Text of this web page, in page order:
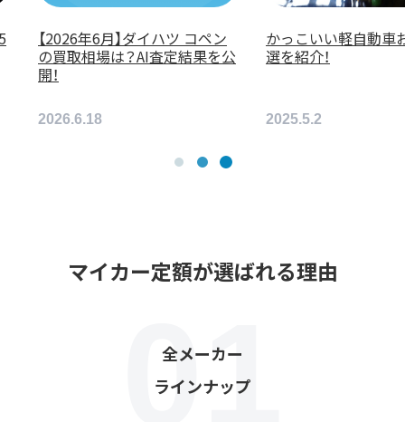
【2026年6月】ダイハツ コペン
の買取相場は？AI査定結果を公
開！
2026.6.18
かっこいい軽自動車
選を紹介！
2025.5.2
マイカー定額が選ばれる理由
全メーカー
ラインナップ